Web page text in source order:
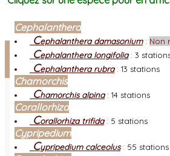
Facebook
Connexion adhérent
Cephalanthera
Cephalanthera damasonium: Non
Cephalanthera longifolia: 3
Cephalanthera rubra: 13 stations
Chamorchis
Chamorchis alpina: 14 stations
Corallorhiza
Corallorhiza trifida: 5 stations
Cypripedium
Cypripedium calceolus: 55 stations